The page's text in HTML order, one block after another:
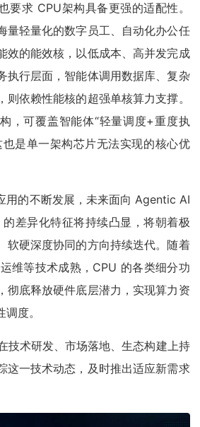
要求 CPU架构具备更强的适配性。
量轻量化的数字员工、自动化办公任
效的能效核，以低成本、高并发完成
执行层面，智能体调用数据库、复杂
依赖性能核的超强单核算力支撑。
，可覆盖智能体“轻量调度+重度执
是单一架构芯片无法实现的核心优
用的不断发展，未来面向 Agentic AI
差异化特征将持续凸显，将朝着极
软硬深度协同的方向持续迭代。随着
维等技术成熟，CPU 的各类细分功
彻底释放硬件底层潜力，实现算力资
度。
技术研发、市场落地、生态构建上持
这一技术动态，及时推出适应新需求